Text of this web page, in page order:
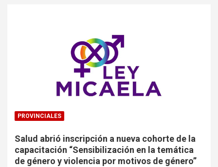
PROVINCIALES
Salud abrió inscripción a nueva cohorte de la
capacitación “Sensibilización en la temática
de género y violencia por motivos de género”